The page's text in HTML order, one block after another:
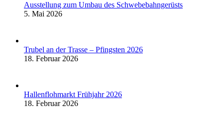
Ausstellung zum Umbau des Schwebebahngerüsts
5. Mai 2026
Trubel an der Trasse – Pfingsten 2026
18. Februar 2026
Hallenflohmarkt Frühjahr 2026
18. Februar 2026